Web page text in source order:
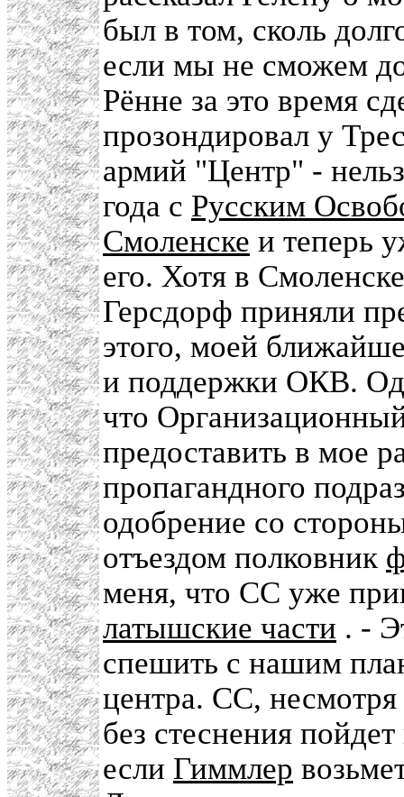
был в том, сколь
если мы не сможем
Рённе за это время
прозондировал у
армий "Центр" -
года с Русским
Смоленске и теперь
его. Хотя в
Герсдорф приняли
этого, моей
и поддержки ОКВ.
что
предоставить в мое
пропагандного
одобрение со
отъездом полковник
меня, что СС уже
латышские части . -
спешить с нашим
центра. СС,
без стеснения
если Гиммлер